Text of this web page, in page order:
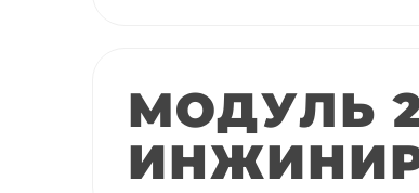
МОДУЛЬ